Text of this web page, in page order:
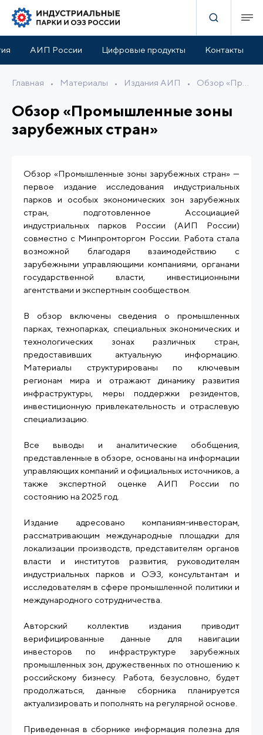
АИП России Цифровые продукты Контакты
Главная • Материалы • Издания АИП •
Обзор «Промышленные зоны
зарубежных стран»
Обзор «Промышленные зоны зарубежных стран» —
первое издание исследования индустриальных
парков и особых экономических зон зарубежных
стран, подготовленное Ассоциацией
индустриальных парков России (АИП России)
совместно с Минпромторгом России. Работа стала
возможной благодаря взаимодействию с
зарубежными управляющими компаниями, органами
государственной власти, инвестиционными
агентствами и экспертным сообществом.
В обзор включены сведения о промышленных
парках, технопарках, специальных экономических и
технологических зонах различных стран,
предоставивших актуальную информацию.
Материалы структурированы по ключевым
регионам мира и отражают динамику развития
инфраструктуры, меры поддержки резидентов,
инвестиционную привлекательность и отраслевую
специализацию.
Все выводы и аналитические обобщения,
представленные в обзоре, основаны на информации
управляющих компаний и официальных источников, а
также экспертной оценке АИП России по
состоянию на 2025 год.
Издание адресовано компаниям-инвесторам,
рассматривающим международные площадки для
локализации производств, представителям органов
власти и институтов развития, руководителям
индустриальных парков и ОЭЗ, консультантам и
исследователям в сфере промышленной политики и
международного сотрудничества.
Авторский коллектив издания приводит
верифицированные данные для навигации
инвесторов по инфраструктуре зарубежных
промышленных зон, дружественных по отношению к
российскому бизнесу. Работа, безусловно, будет
продолжаться, данные сборника планируется
актуализировать и пополнять на регулярной основе.
Приведенная в сборнике информация полезна для